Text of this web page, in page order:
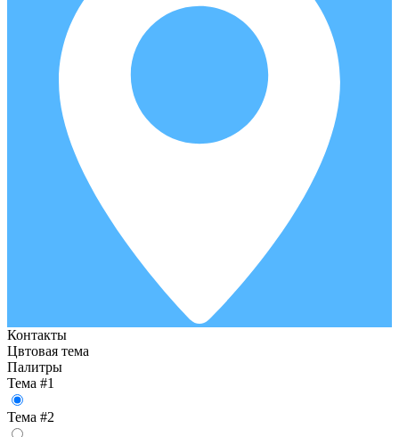
Контакты
Цвтовая тема
Палитры
Тема #1
Тема #2